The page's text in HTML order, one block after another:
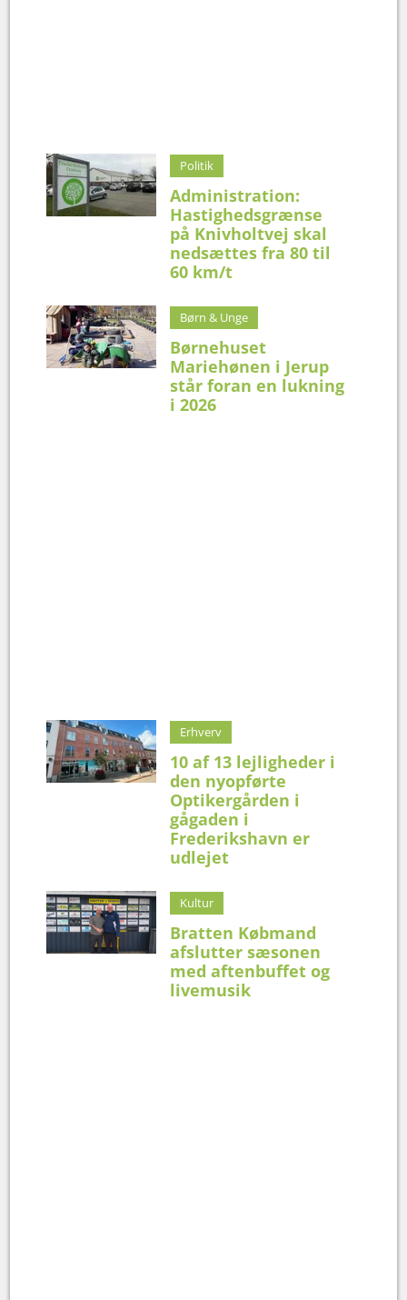
Politik
Administration:
Hastighedsgrænse
på Knivholtvej skal
nedsættes fra 80 til
60 km/t
Børn & Unge
Børnehuset
Mariehønen i Jerup
står foran en lukning
i 2026
Erhverv
10 af 13 lejligheder i
den nyopførte
Optikergården i
gågaden i
Frederikshavn er
udlejet
Kultur
Bratten Købmand
afslutter sæsonen
med aftenbuffet og
livemusik